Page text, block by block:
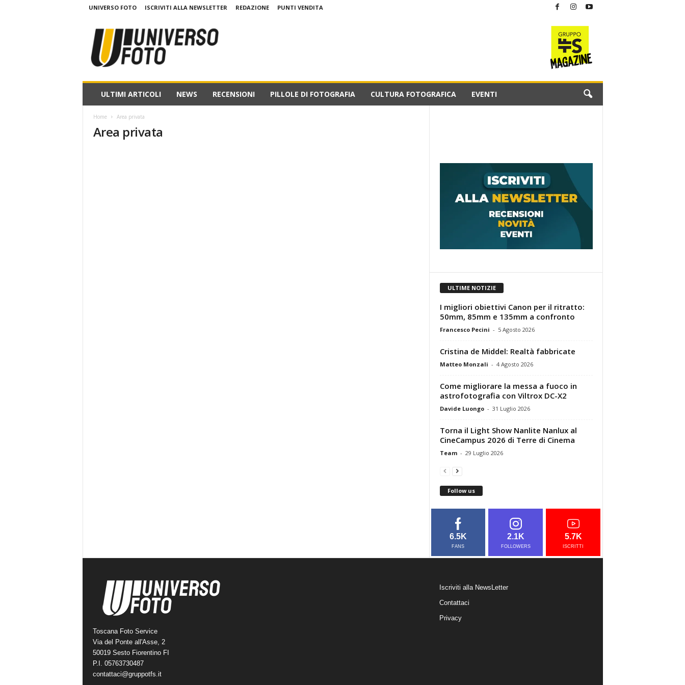
UNIVERSO FOTO ISCRIVITI ALLA NEWSLETTER REDAZIONE PUNTI VENDITA
ULTIMI ARTICOLI NEWS RECENSIONI PILLOLE DI FOTOGRAFIA CULTURA FOTOGRAFICA EVENTI
Home Area privata
Area privata
ULTIME NOTIZIE
I migliori obiettivi Canon per il ritratto:
50mm, 85mm e 135mm a confronto
Francesco Pecini - 5 Agosto 2026
Cristina de Middel: Realtà fabbricate
Matteo Monzali - 4 Agosto 2026
Come migliorare la messa a fuoco in
astrofotografia con Viltrox DC-X2
Davide Luongo - 31 Luglio 2026
Torna il Light Show Nanlite Nanlux al
CineCampus 2026 di Terre di Cinema
Team - 29 Luglio 2026
Follow us
6.5K
FANS
2.1K
FOLLOWERS
5.7K
ISCRITTI
Toscana Foto Service
Via del Ponte all'Asse, 2
50019 Sesto Fiorentino FI
P.I. 05763730487
contattaci@gruppotfs.it
Iscriviti alla NewsLetter
Contattaci
Privacy